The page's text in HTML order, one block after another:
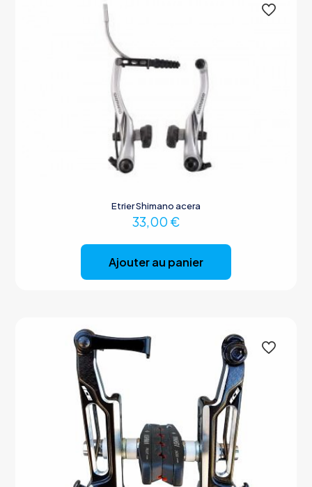
Etrier Shimano acera
33,00 €
Ajouter au panier